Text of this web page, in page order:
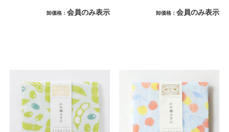
卸価格 会員のみ表示 卸価格 会員のみ表示